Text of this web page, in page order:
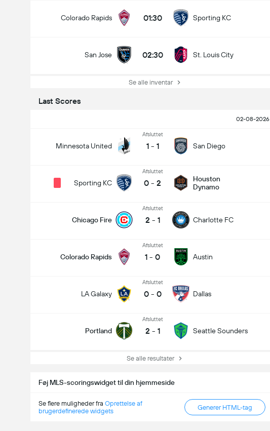
Colorado Rapids 01:30 Sporting KC
San Jose 02:30 St. Louis City
Se alle inventar
Last Scores
02-08-2026
Minnesota United
Afsluttet
1 - 1 San Diego
Sporting KC
Afsluttet
0 - 2
Houston
Dynamo
Chicago Fire
Afsluttet
2 - 1 Charlotte FC
Colorado Rapids
Afsluttet
1 - 0 Austin
LA Galaxy
Afsluttet
0 - 0 Dallas
Portland
Afsluttet
2 - 1 Seattle Sounders
Se alle resultater
Føj MLS-scoringswidget til din hjemmeside
Se flere muligheder fra Oprettelse af
brugerdefinerede widgets
Generer HTML-tag